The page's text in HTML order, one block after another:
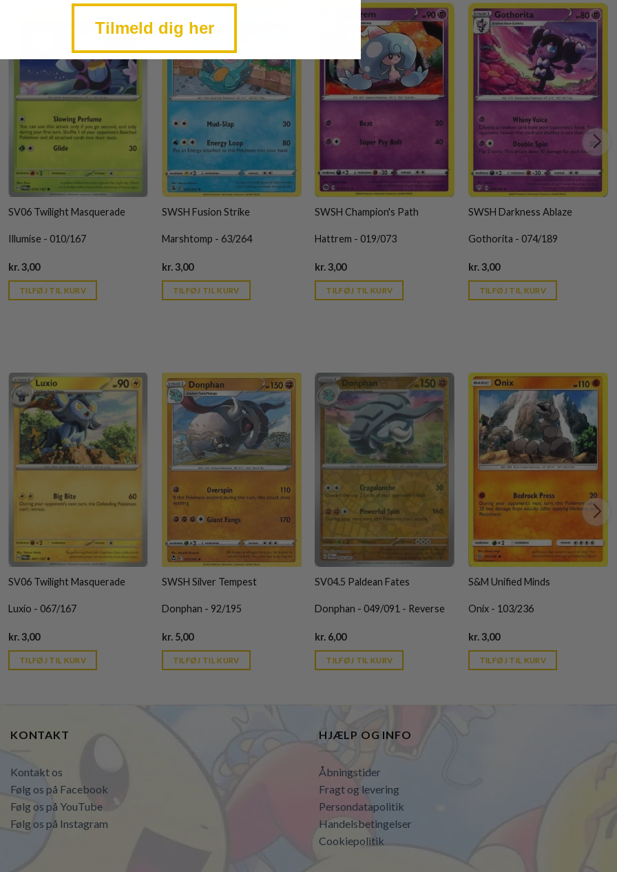
SV06 Twilight Masquerade
Illumise - 010/167
kr.3,00Current
is:
kr. 39,95.
TILFØJ TIL KURV
SWSH Fusion Strike
Marshtomp - 63/264
kr.3,00Current
is:
kr. 39,95.
TILFØJ TIL KURV
SWSH Champion's Path
Hattrem - 019/073
kr.3,00Current
is:
kr. 39,95.
TILFØJ TIL KURV
SWSH Darkness Ablaze
Gothorita - 074/189
kr.3,00Current
is:
kr. 39,95.
TILFØJ TIL KURV
SV06 Twilight Masquerade
Luxio - 067/167
kr.3,00Current
is:
kr. 39,95.
TILFØJ TIL KURV
SWSH Silver Tempest
Donphan - 92/195
kr.5,00Current
is:
kr. 39,95.
TILFØJ TIL KURV
SV04.5 Paldean Fates
Donphan - 049/091 - Reverse
kr. 6,00Current
is:
kr. 39,95.
TILFØJ TIL KURV
S&M Unified Minds
Onix - 103/236
kr.3,00Current
is:
kr. 39,95.
TILFØJ TIL KURV
KONTAKT
Kontakt os
Følg os på Facebook
Følg os på YouTube
Følg os på Instagram
HJÆLP OG INFO
Åbningstider
Fragt og levering
Persondatapolitik
Handelsbetingelser
Cookiepolitik
Tilmeld dig her